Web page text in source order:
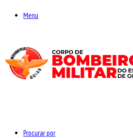
Menu
Procurar por